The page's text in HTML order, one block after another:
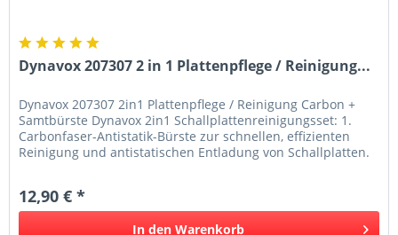
Dynavox 207307 2 in 1 Plattenpflege / Reinigung...
Dynavox 207307 2in1 Plattenpflege / Reinigung Carbon +
Samtbürste Dynavox 2in1 Schallplattenreinigungsset: 1.
Carbonfaser-Antistatik-Bürste zur schnellen, effizienten
Reinigung und antistatischen Entladung von Schallplatten.
12,90 € *
In den Warenkorb